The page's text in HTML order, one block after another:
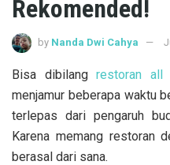
Rekomended!
by Nanda Dwi Cahya
Bisa dibilangrestoran
menjamur beberapa waktu
terlepas dari pengaruh
Karena memang restoran
berasal dari sana.